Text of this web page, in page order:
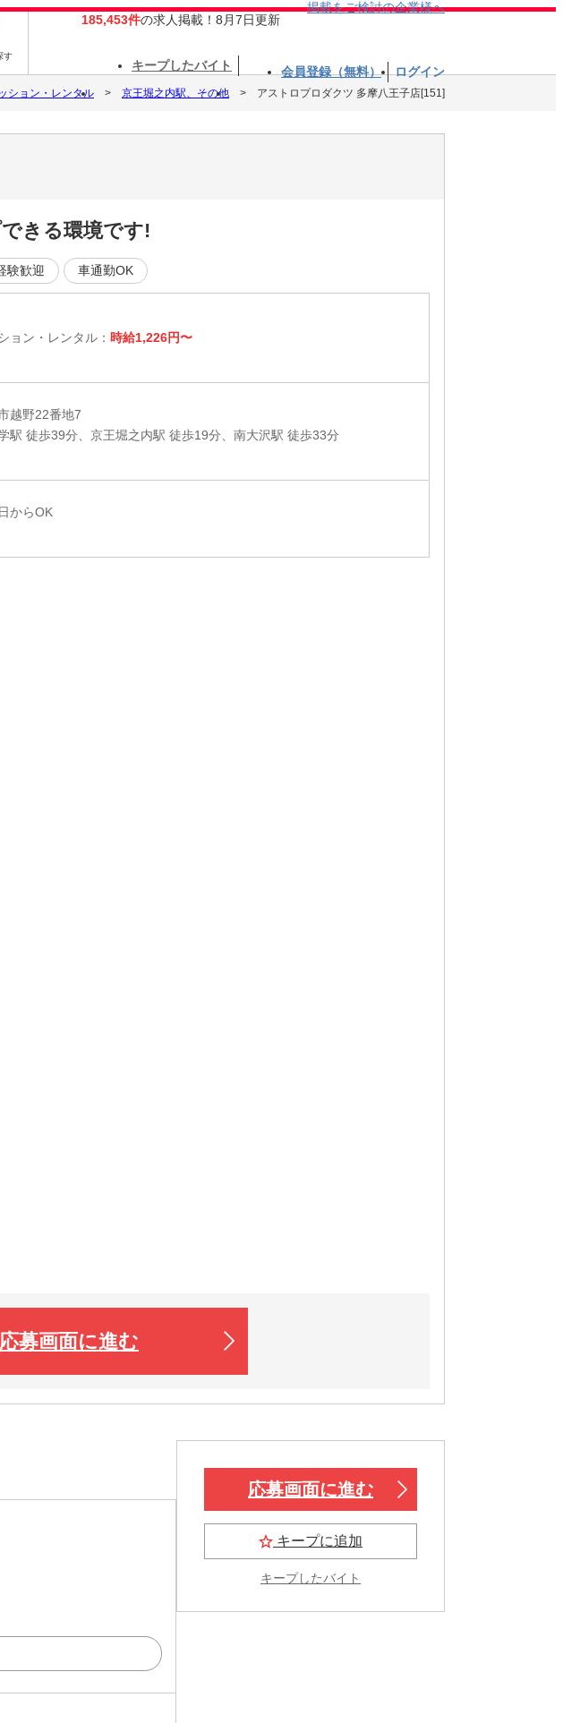
す
185,453件の求人掲載！8月7日更新
掲載をご検討の企業様へ
キープしたバイト 会員登録（無料） ログイン
ション・レンタル 京王堀之内駅、その他 アストロプロダクツ 多摩八王子店[151]
きる環境です!
験歓迎 車通勤OK
ョン・レンタル： 時給1,226円〜
越野22番地7
駅 徒歩39分、京王堀之内駅 徒歩19分、南大沢駅 徒歩33分
からOK
応募画面に進む
応募画面に進む
キープに追加
キープしたバイト